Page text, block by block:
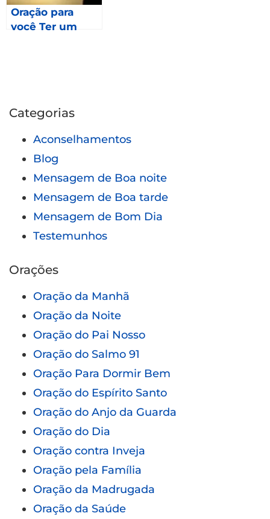
Oração para
você Ter um
Categorias
Aconselhamentos
Blog
Mensagem de Boa noite
Mensagem de Boa tarde
Mensagem de Bom Dia
Testemunhos
Orações
Oração da Manhã
Oração da Noite
Oração do Pai Nosso
Oração do Salmo 91
Oração Para Dormir Bem
Oração do Espírito Santo
Oração do Anjo da Guarda
Oração do Dia
Oração contra Inveja
Oração pela Família
Oração da Madrugada
Oração da Saúde